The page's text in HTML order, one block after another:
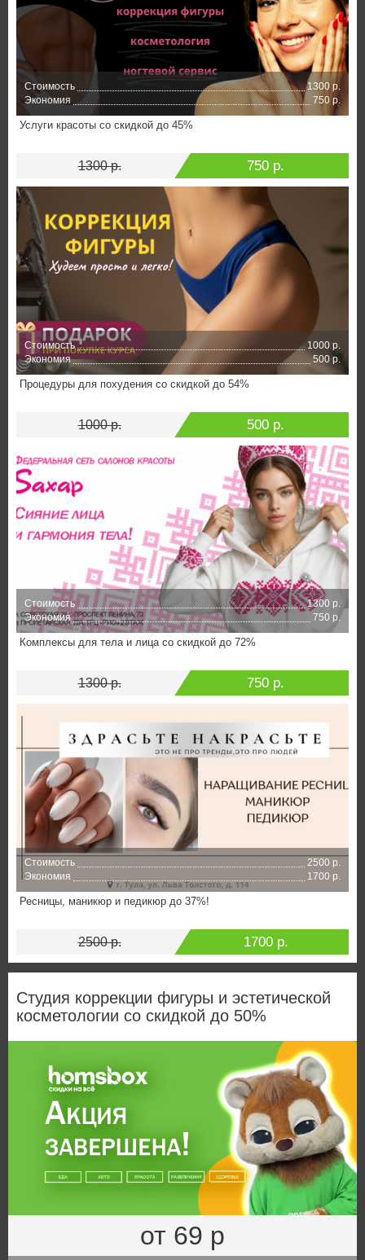
Стоимость
1300 р.
Экономия
750 р.
Услуги красоты со скидкой до 45%
1300 р. 750 р.
Стоимость
1000 р.
Экономия
500 р.
Процедуры для похудения со скидкой до 54%
1000 р. 500 р.
Стоимость
1300 р.
Экономия
750 р.
Комплексы для тела и лица со скидкой до 72%
1300 р. 750 р.
Стоимость
2500 р.
Экономия
1700 р.
Ресницы, маникюр и педикюр до 37%!
2500 р. 1700 р.
Студия коррекции фигуры и эстетической
косметологии со скидкой до 50%
от 69 р